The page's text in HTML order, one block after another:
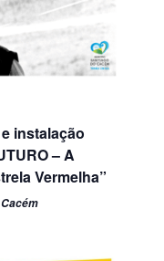
instalação
– A
Vermelha”